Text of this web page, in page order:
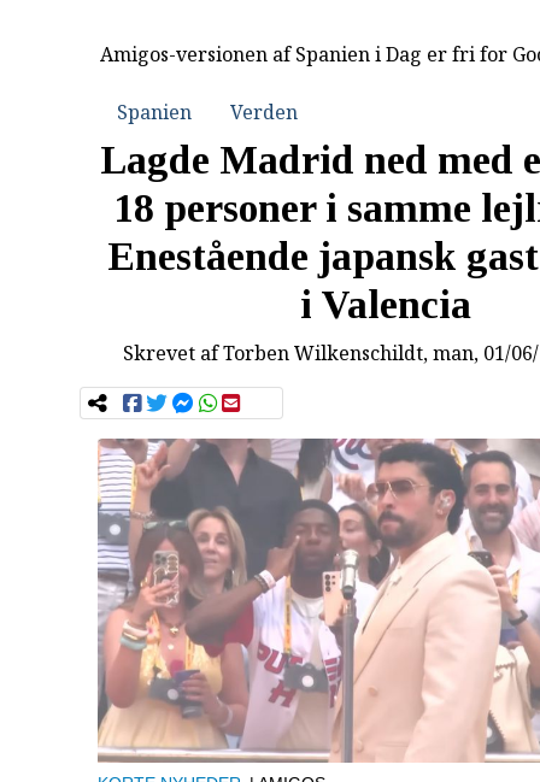
Amigos-versionen af Spanien i Dag er fri for
Spanien Verden
Lagde Madrid ned med
18 personer i samme
Enestående japansk
i Valencia
Skrevet afTorben Wilkenschildt, man, 01/